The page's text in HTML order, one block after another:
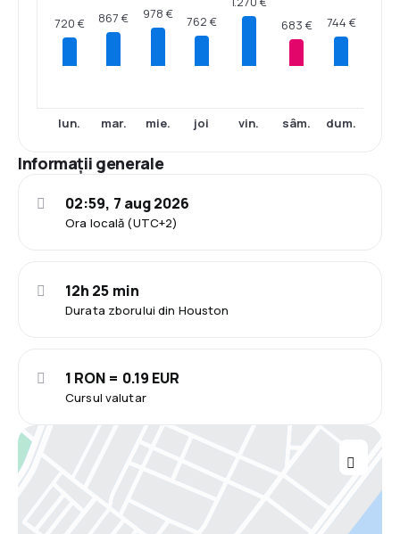
720 €
lun.
867 €
mar.
978 €
mie.
762 €
joi vin.
683 €
sâm.
744 €
dum.
Informații generale
Ora locală (UTC+2)
02:59, 7 aug 2026
Durata zborului din Houston
12h 25 min
Cursul valutar
1 RON = 0.19 EUR